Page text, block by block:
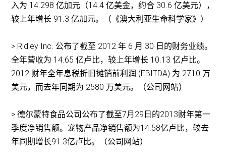
入为 14.298 亿加元（14.4 亿美金，约合 30.6 亿美元），
较上年增长 91.3 亿加元。（《澳大利亚生命科学家》）
> Ridley Inc. 公布了截至 2012 年 6 月 30 日的财务业绩。
全年营收为 14.65 亿卢比，较上年增长 10.13 亿卢比。
2012 财年全年息税折旧摊销前利润 (EBITDA) 为 2710 万
美元，而去年同期为 2580 万美元。（公司网站）
> 德尔蒙特食品公司公布了截至7月29日的2013财年第一
季度净销售额。宠物产品净销售额为14.58亿卢比，较去
年同期增长91.3亿卢比。（公司网站）